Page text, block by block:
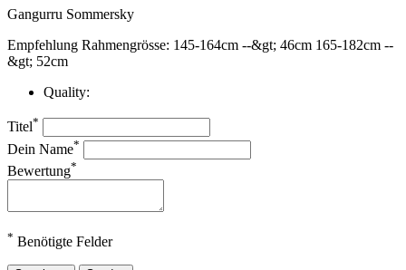
Gangurru Sommersky
Empfehlung Rahmengrösse: 145-164cm --&gt; 46cm 165-182cm --
&gt; 52cm
Quality:
Titel*
Dein Name*
Bewertung*
* Benötigte Felder